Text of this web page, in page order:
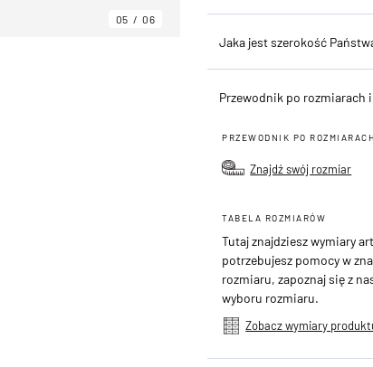
05 06
Jaka jest szerokość
Przewodnik po rozmiarach
PRZEWODNIK PO ROZMIARACH
Znajdź swój rozmiar
TABELA ROZMIARÓW
Tutaj znajdziesz wymiary
potrzebujesz pomocy w
rozmiaru, zapoznaj się z
wyboru rozmiaru.
Zobacz wymiary